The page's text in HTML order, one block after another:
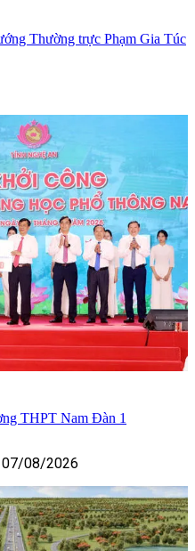
Thường trực Phạm Gia Túc
THPT Nam Đàn 1
07/08/2026